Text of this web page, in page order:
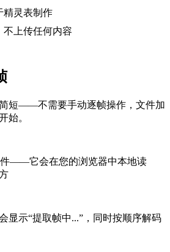
精灵表制作
不上传任何内容
短——不需要手动逐帧操作，文件加
始。
件——它会在您的浏览器中本地读
显示“提取帧中...”，同时按顺序解码